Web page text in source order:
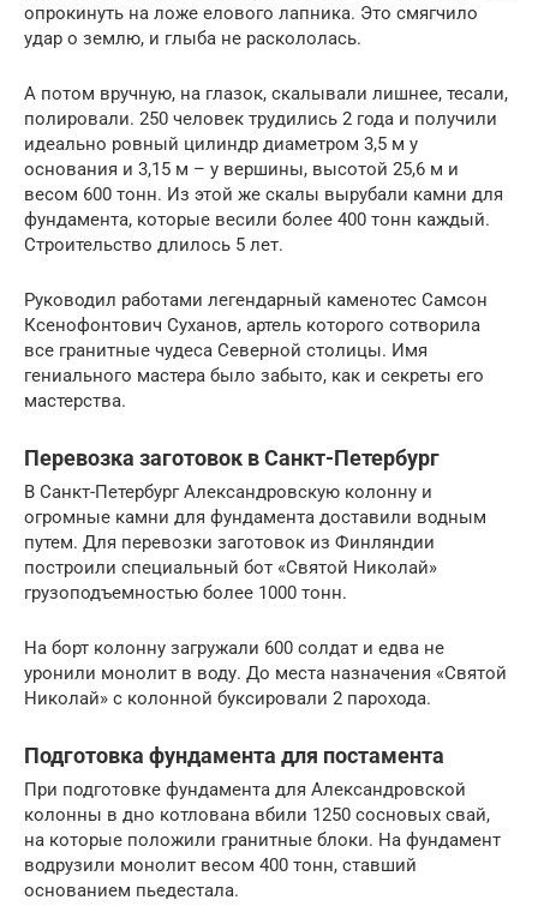
опрокинуть на ложе елового лапника. Это смягчило
удар о землю, и глыба не раскололась.
А потом вручную, на глазок, скалывали лишнее, тесали,
полировали. 250 человек трудились 2 года и получили
идеально ровный цилиндр диаметром 3,5 м у
основания и 3,15 м – у вершины, высотой 25,6 м и
весом 600 тонн. Из этой же скалы вырубали камни для
фундамента, которые весили более 400 тонн каждый.
Строительство длилось 5 лет.
Руководил работами легендарный каменотес Самсон
Ксенофонтович Суханов, артель которого сотворила
все гранитные чудеса Северной столицы. Имя
гениального мастера было забыто, как и секреты его
мастерства.
Перевозка заготовок в Санкт-Петербург
В Санкт-Петербург Александровскую колонну и
огромные камни для фундамента доставили водным
путем. Для перевозки заготовок из Финляндии
построили специальный бот «Святой Николай»
грузоподъемностью более 1000 тонн.
На борт колонну загружали 600 солдат и едва не
уронили монолит в воду. До места назначения «Святой
Николай» с колонной буксировали 2 парохода.
Подготовка фундамента для постамента
При подготовке фундамента для Александровской
колонны в дно котлована вбили 1250 сосновых свай,
на которые положили гранитные блоки. На фундамент
водрузили монолит весом 400 тонн, ставший
основанием пьедестала.